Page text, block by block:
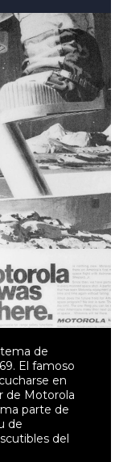
de
El famoso
en
de Motorola
parte de
de
del